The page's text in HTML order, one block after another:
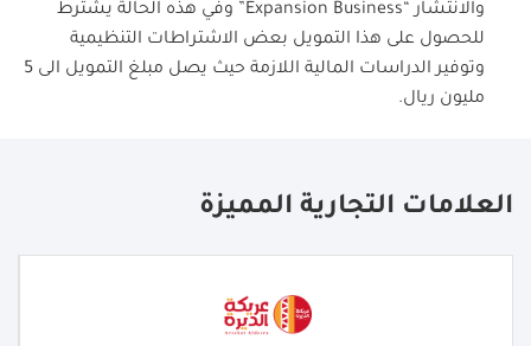
والانتشار “Expansion Business” وفي هذه الحالة يشترط
للحصول على هذا التمويل بعض الاشتراطات التنظيمية
وتوفير الدراسات المالية اللازمة حيث يصل مبلغ التمويل الى 5
مليون ريال.
العلامات التجارية المميزة